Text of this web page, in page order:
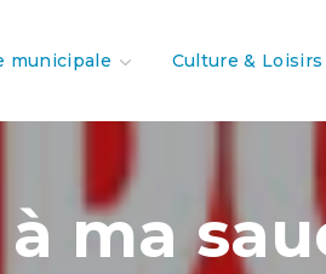
municipale Culture & Loisirs
à ma